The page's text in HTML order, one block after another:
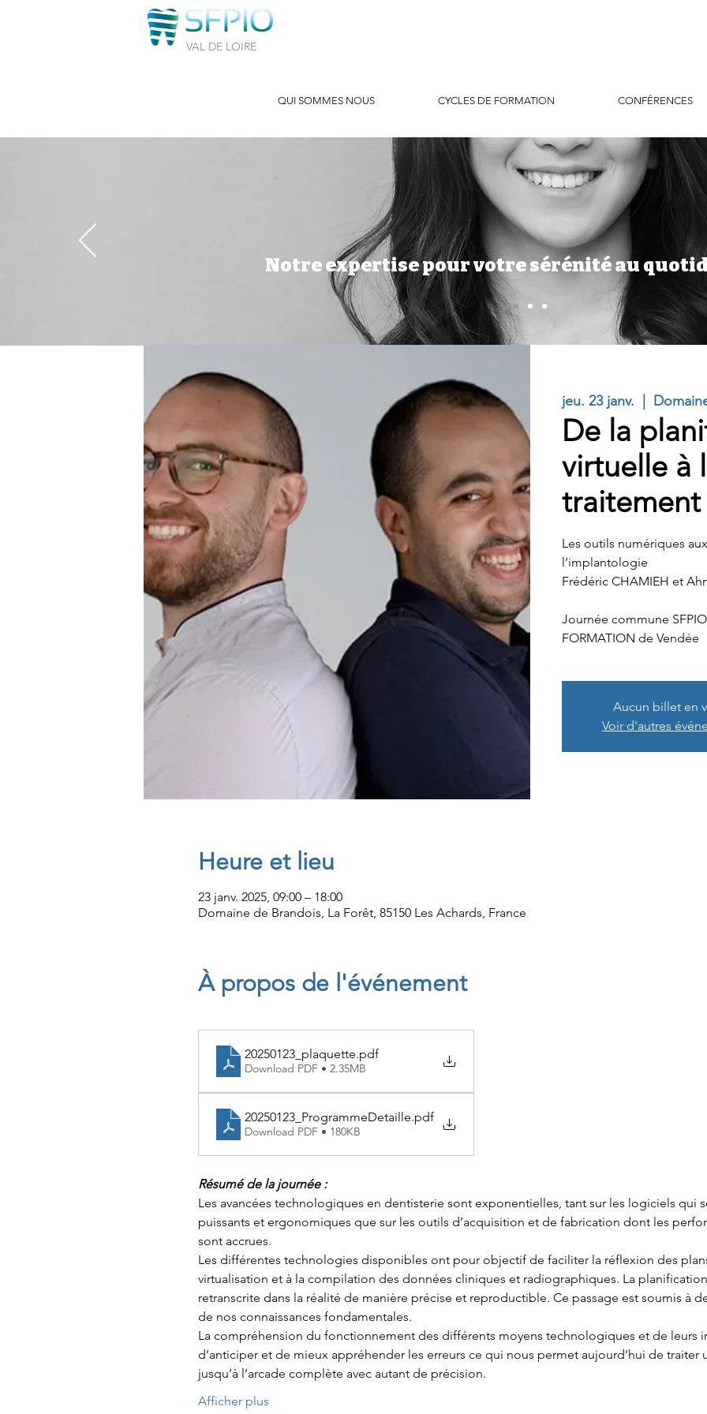
VAL DE LOIRE
QUI SOMMES NOUS CYCLES DE FORMATION CONFÉRENCES
Notre expertise pour votre sérénité au
jeu. 23 janv.
De la
virtuelle à
traitement
Les outils numériques
l’implantologie
Frédéric CHAMIEH et
Journée commune SFPIO
FORMATION de Vendée
Aucun billet en
Voir d'autres
Heure et lieu
23 janv. 2025, 09:00 – 18:00
Domaine de Brandois, La Forêt, 85150 Les Achards, France
À propos de l'événement
20250123_plaquette.pdf
Download PDF • 2.35MB
20250123_ProgrammeDetaille.pdf
Download PDF • 180KB
Résumé de la journée :
Les avancées technologiques en dentisterie sont exponentielles, tant sur les logiciels qui
puissants et ergonomiques que sur les outils d’acquisition et de fabrication dont les
sont accrues.
Les différentes technologies disponibles ont pour objectif de faciliter la réflexion des
virtualisation et à la compilation des données cliniques et radiographiques. La
retranscrite dans la réalité de manière précise et reproductible. Ce passage est soumis à
de nos connaissances fondamentales.
La compréhension du fonctionnement des différents moyens technologiques et de leurs
d’anticiper et de mieux appréhender les erreurs ce qui nous permet aujourd’hui de traiter
jusqu’à l’arcade complète avec autant de précision.
Afficher plus